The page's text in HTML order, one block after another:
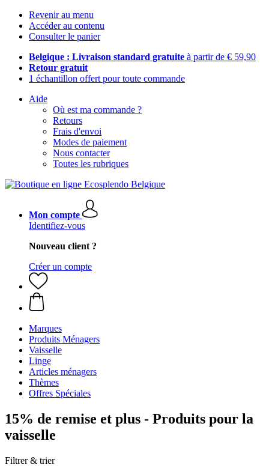
Revenir au menu
Accéder au contenu
Consulter le panier
Belgique : Livraison standard gratuite à partir de € 59,90
Retour gratuit
1 échantillon offert pour toute commande
Aide
Où est ma commande ?
Retours
Frais d'envoi
Modes de paiement
Nous contacter
Toutes les rubriques
Mon compte
Identifiez-vous
Nouveau client ?
Créer un compte
Marques
Produits Ménagers
Vaisselle
Linge
Articles ménagers
Thèmes
Offres Spéciales
15% de remise et plus - Produits pour la
vaisselle
Filtrer & trier